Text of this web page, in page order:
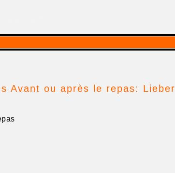
Avant ou après le repas: Lieber